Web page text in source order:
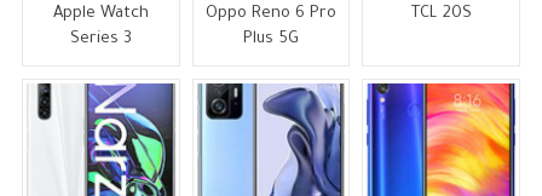
Apple Watch
Series 3
Oppo Reno 6 Pro
Plus 5G
TCL 20S